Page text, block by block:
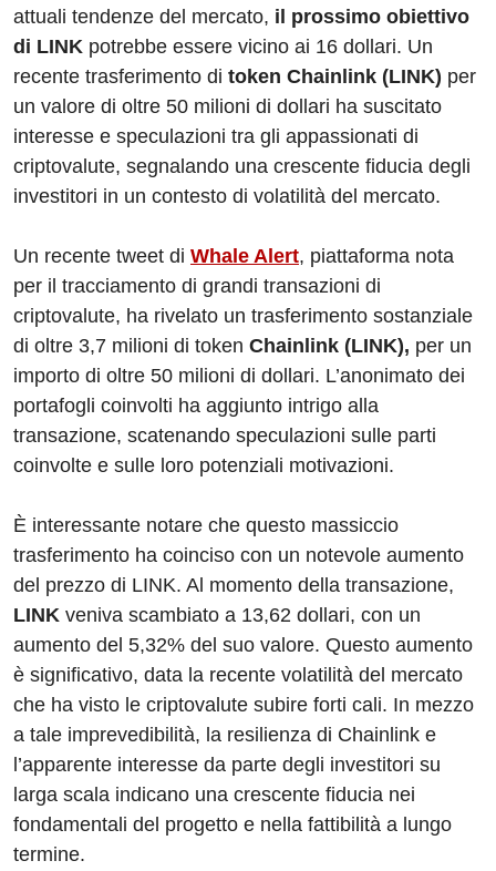
attuali tendenze del mercato, il prossimo obiettivo
di LINK potrebbe essere vicino ai 16 dollari. Un
recente trasferimento di token Chainlink (LINK) per
un valore di oltre 50 milioni di dollari ha suscitato
interesse e speculazioni tra gli appassionati di
criptovalute, segnalando una crescente fiducia degli
investitori in un contesto di volatilità del mercato.
Un recente tweet di Whale Alert, piattaforma nota
per il tracciamento di grandi transazioni di
criptovalute, ha rivelato un trasferimento sostanziale
di oltre 3,7 milioni di token Chainlink (LINK), per un
importo di oltre 50 milioni di dollari. L’anonimato dei
portafogli coinvolti ha aggiunto intrigo alla
transazione, scatenando speculazioni sulle parti
coinvolte e sulle loro potenziali motivazioni.
È interessante notare che questo massiccio
trasferimento ha coinciso con un notevole aumento
del prezzo di LINK. Al momento della transazione,
LINK veniva scambiato a 13,62 dollari, con un
aumento del 5,32% del suo valore. Questo aumento
è significativo, data la recente volatilità del mercato
che ha visto le criptovalute subire forti cali. In mezzo
a tale imprevedibilità, la resilienza di Chainlink e
l’apparente interesse da parte degli investitori su
larga scala indicano una crescente fiducia nei
fondamentali del progetto e nella fattibilità a lungo
termine.